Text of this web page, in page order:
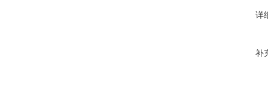
详
补